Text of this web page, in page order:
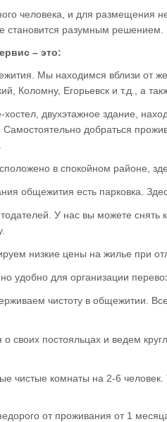
человека, и для размещения
становится разумным решением.
– это:
Мы находимся вблизи от
Коломну, Егорьевск и т.д., а
двухэтажное здание,
Самостоятельно добраться
в спокойном районе,
общежития есть парковка.
У нас вы можете снять
низкие цены на жилье при
удобно для организации
чистоту в общежитии.
своих постояльцах и ведем
чистые комнаты на 2-6
от проживания от 1